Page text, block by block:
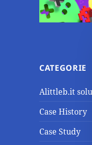
CATEGORIE
Alittleb.it
Case History
Case Study